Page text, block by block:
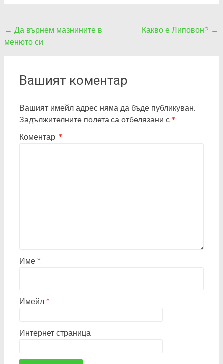
Post
navigation
← Да върнем мазнините в
менюто си
Какво е Липовон? →
Вашият коментар
Вашият имейл адрес няма да бъде публикуван.
Задължителните полета са отбелязани с*
Коментар: *
Име*
Имейл*
Интернет страница